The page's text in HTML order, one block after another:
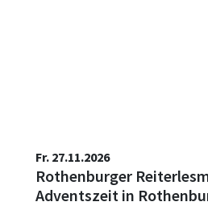
Fr. 27.11.2026
Rothenburger
Adventszeit in